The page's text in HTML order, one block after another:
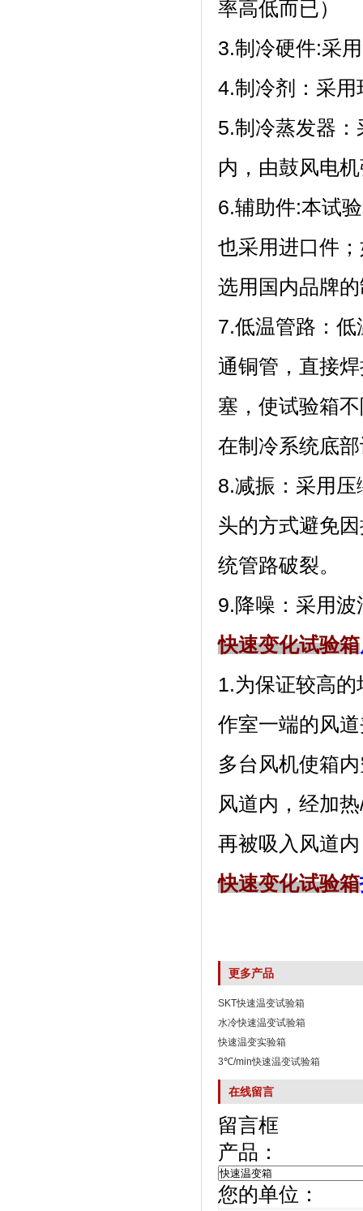
率高低而已）
3.制冷硬件:采用
4.制冷剂：
5.制冷蒸发器
内，由鼓风电
6.辅助件:本试验
也采用进口件
选用国内品牌的
7.低温管路
通铜管，直接
塞，使试验
在制冷系统底部
8.减振：采
头的方式避免因
统管路破裂。
9.降噪：采用
快速变化试验箱
1.为保证较高的
作室一端的风道夹
多台风机使箱内
风道内，经
再被吸入风道内
快速变化试验箱
更多产品
SKT快速温变试验箱
水冷快速温变试验箱
快速温变实验箱
3℃/min快速温变试验箱
在线留言
留言框
产品：
您的单位：